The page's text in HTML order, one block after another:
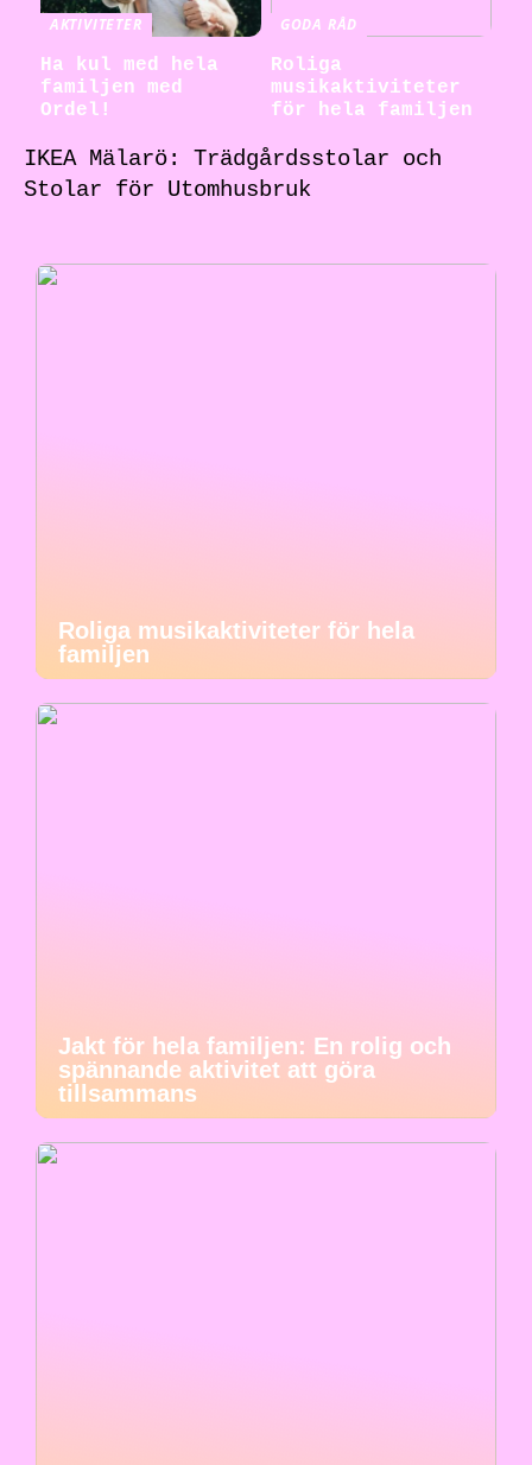
AKTIVITETER
Ha kul med hela
familjen med
Ordel!
GODA RÅD
Roliga
musikaktiviteter
för hela familjen
IKEA Mälarö: Trädgårdsstolar och
Stolar för Utomhusbruk
Roliga musikaktiviteter för hela
familjen
Jakt för hela familjen: En rolig och
spännande aktivitet att göra
tillsammans